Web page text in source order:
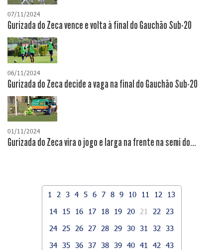
07/11/2024
Gurizada do Zeca vence e volta à final do Gauchão Sub-20
06/11/2024
Gurizada do Zeca decide a vaga na final do Gauchão Sub-20
01/11/2024
Gurizada do Zeca vira o jogo e larga na frente na semi do...
1 2 3 4 5 6 7 8 9 10 11 12
13
14
15 16 17 18 19 20 21 22
23
24
25 26 27 28 29 30 31 32
33
34 35 36 37 38 39 40 41 42
43